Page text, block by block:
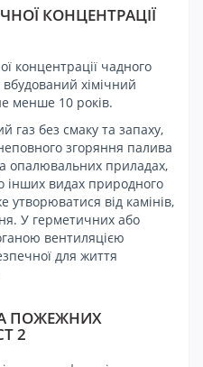
КОНЦЕНТРАЦІЇ
концентрації чадного
вбудований хімічний
менше 10 років.
газ без смаку та запаху,
згоряння палива
опалювальних приладах,
інших видах природного
від камінів,
У герметичних або
вентиляцією
для життя
ПОЖЕЖНИХ
2